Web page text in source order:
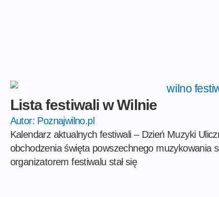
Lista festiwali w Wilnie
Autor: Poznajwilno.pl
Kalendarz aktualnych festiwali – Dzień Muzyki
obchodzenia święta powszechnego muzykowania
organizatorem festiwalu stał się